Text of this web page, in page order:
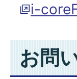
i-
お問